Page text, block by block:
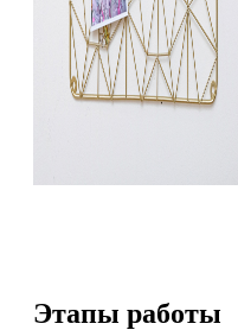
Этапы работы